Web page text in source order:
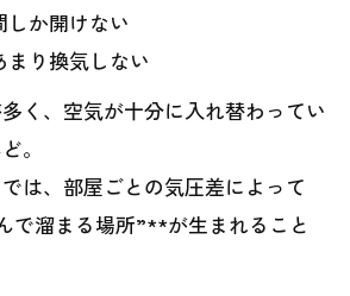
しか開けない
り換気しない
く、空気が十分に入れ替わってい
。
は、部屋ごとの気圧差によって
で溜まる場所”**が生まれること